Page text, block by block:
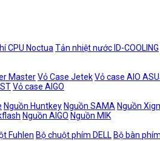
CPU Noctua Tản nhiệt nước ID-COOLING
MasterVỏ Case JetekVỏ case AIO
Vỏ case AIGO
Nguồn Huntkey Nguồn SAMA Nguồn
Nguồn AIGO Nguồn MIK
Fuhlen Bộ chuột phím DELL Bộ bàn